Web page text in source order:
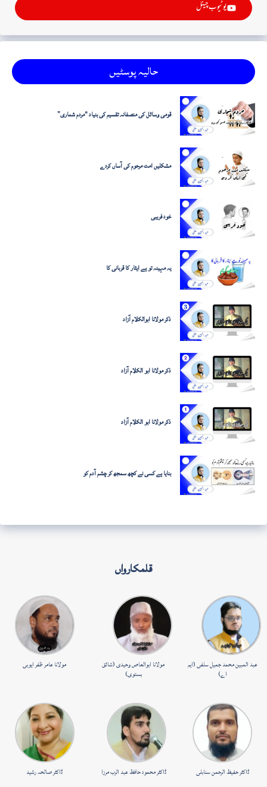
یوٹیوب چینل
حالیہ پوسٹیں
قومی وسائل کی منصفانہ تقسیم کی بنیاد "مردم شماری”
مشکلیں امت مرحوم کی آساں کردے
خود فریبی
یہ مہینہ تو ہے ایثار کا قربانی کا
ذکر مولانا ابوالکلام آزاد
ذکر مولانا ابو الکلام آزاد
ذکر مولانا ابو الکلام آزاد
بنایا ہے کسی نے کچھ سمجھ کر چشم آدم کو
قلمکارواں
عبد المبین محمد جمیل سلفی (ایم
اے)
مولانا ابوالعاص وحیدی (شائق
بستوی)
مولانا عامر ظفر ایوبی
ڈاکٹر حفیظ الرحمن سنابلی ڈاکٹر محمود حافظ عبد الرب مرزا ڈاکٹر صالحہ رشید